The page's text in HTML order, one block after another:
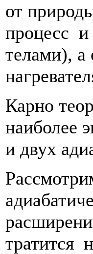
от
процесс и
телами), а
Карно
наиболее
и двух
тратится